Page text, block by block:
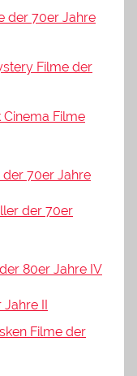
der 70er Jahre
Filme der
Filme
der 70er Jahre
der 70er
80er Jahre IV
Jahre II
Filme der